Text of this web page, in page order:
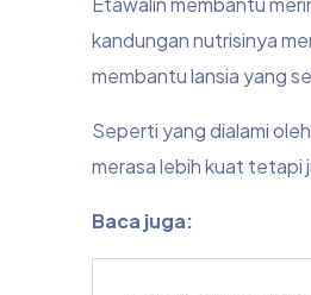
kandungan nutrisinya
membantu lansia yang
Seperti yang dialami
merasa lebih kuat tetapi
Baca juga: